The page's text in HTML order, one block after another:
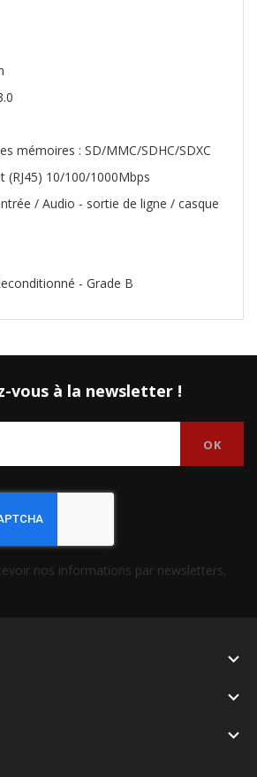
mémoires : SD/MMC/SDHC/SDXC
(RJ45) 10/100/1000Mbps
/ Audio - sortie de ligne / casque
- Grade B
vous à la newsletter !
nos informations par newsletters.


